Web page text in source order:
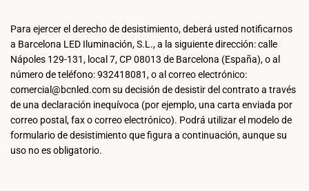
Para ejercer el derecho de desistimiento, deberá usted notificarnos
a Barcelona LED Iluminación, S.L., a la siguiente dirección: calle
Nápoles 129-131, local 7, CP 08013 de Barcelona (España), o al
número de teléfono: 932418081, o al correo electrónico:
comercial@bcnled.comsu decisión de desistir del contrato a través
de una declaración inequívoca (por ejemplo, una carta enviada por
correo postal, fax o correo electrónico). Podrá utilizar el modelo de
formulario de desistimiento que figura a continuación, aunque su
uso no es obligatorio.